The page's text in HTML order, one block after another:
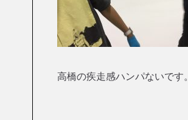
高橋の疾走感ハンパないで